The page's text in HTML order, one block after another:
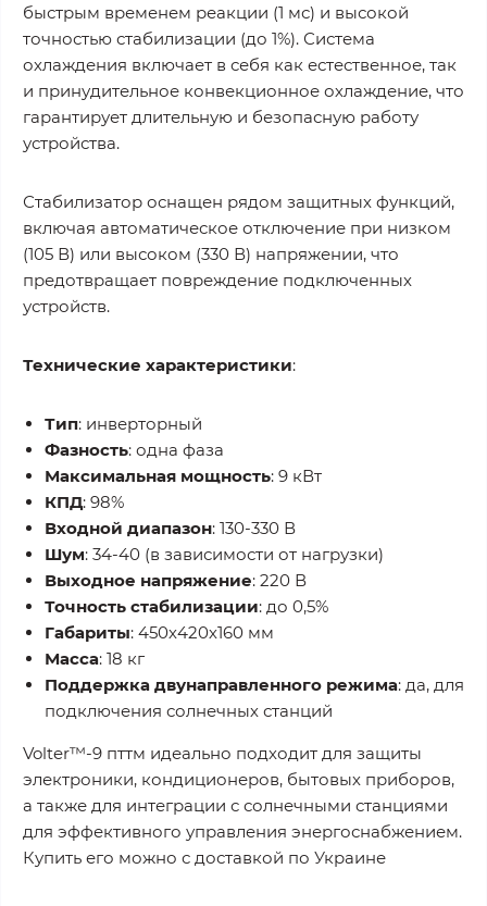
быстрым временем реакции (1 мс) и высокой
точностью стабилизации (до 1%). Система
охлаждения включает в себя как естественное, так
и принудительное конвекционное охлаждение, что
гарантирует длительную и безопасную работу
устройства.
Стабилизатор оснащен рядом защитных функций,
включая автоматическое отключение при низком
(105 В) или высоком (330 В) напряжении, что
предотвращает повреждение подключенных
устройств.
Технические характеристики:
Тип: инверторный
Фазность: одна фаза
Максимальная мощность: 9 кВт
КПД: 98%
Входной диапазон: 130-330 В
Шум: 34-40 (в зависимости от нагрузки)
Выходное напряжение: 220 В
Точность стабилизации: до 0,5%
Габариты: 450х420х160 мм
Масса: 18 кг
Поддержка двунаправленного режима: да, для
подключения солнечных станций
Volter™-9 пттм идеально подходит для защиты
электроники, кондиционеров, бытовых приборов,
а также для интеграции с солнечными станциями
для эффективного управления энергоснабжением.
Купить его можно с доставкой по Украине